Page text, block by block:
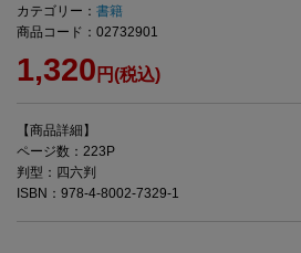
カテゴリー： 書籍
商品コード：02732901
1,320 円(税込)
【商品詳細】
ページ数：223P
判型：四六判
ISBN：978-4-8002-7329-1